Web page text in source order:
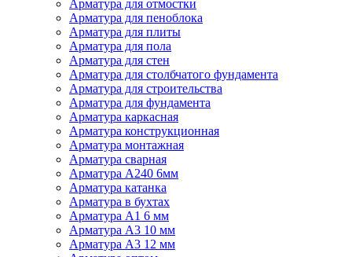
Арматура для отмостки
Арматура для пеноблока
Арматура для плиты
Арматура для пола
Арматура для стен
Арматура для столбчатого фундамента
Арматура для строительства
Арматура для фундамента
Арматура каркасная
Арматура конструкционная
Арматура монтажная
Арматура сварная
Арматура А240 6мм
Арматура катанка
Арматура в бухтах
Арматура А1 6 мм
Арматура А3 10 мм
Арматура А3 12 мм